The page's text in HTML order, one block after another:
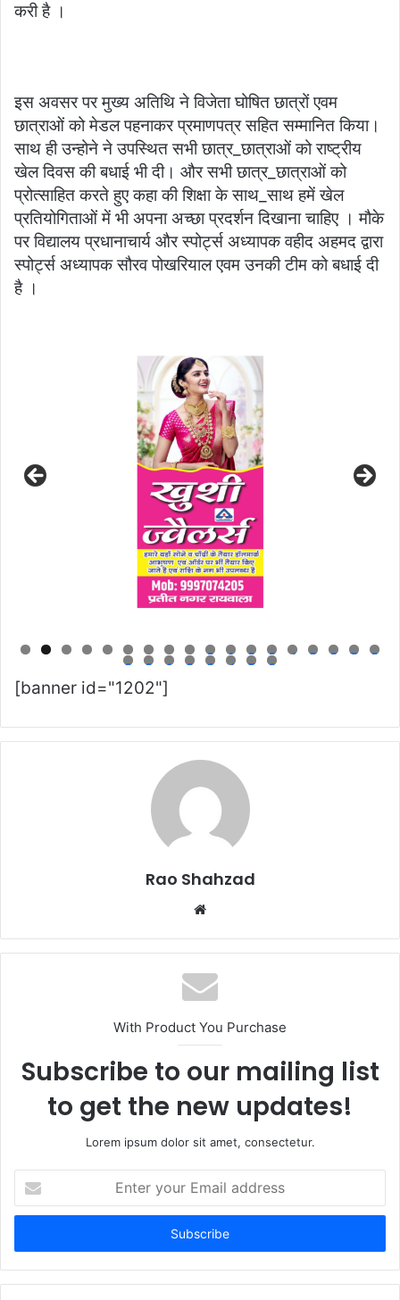
करी है ।
इस अवसर पर मुख्य अतिथि ने विजेता घोषित छात्रों एवम
छात्राओं को मेडल पहनाकर प्रमाणपत्र सहित सम्मानित किया।
साथ ही उन्होने ने उपस्थित सभी छात्र_छात्राओं को राष्ट्रीय
खेल दिवस की बधाई भी दी। और सभी छात्र_छात्राओं को
प्रोत्साहित करते हुए कहा की शिक्षा के साथ_साथ हमें खेल
प्रतियोगिताओं में भी अपना अच्छा प्रदर्शन दिखाना चाहिए । मौके
पर विद्यालय प्रधानाचार्य और स्पोर्ट्स अध्यापक वहीद अहमद द्वारा
स्पोर्ट्स अध्यापक सौरव पोखरियाल एवम उनकी टीम को बधाई दी
है ।
0 1 2 3 4 5 6 7 8
9 0 1 2 3 4 5 6
[banner id="1202"]
Rao Shahzad
Website
With Product You Purchase
Subscribe to our mailing list
to get the new updates!
Lorem ipsum dolor sit amet, consectetur.
your
Email